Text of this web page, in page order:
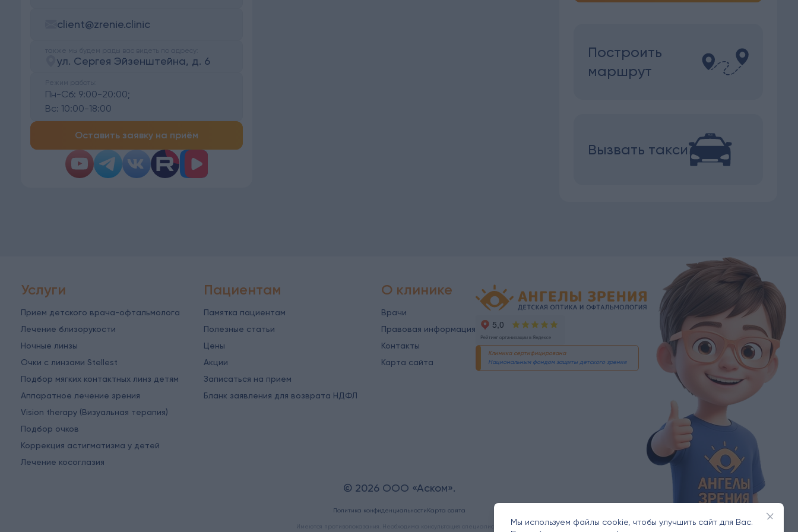
client@zrenie.clinic
также мы будем рады вас видеть по адресу:
ул. Сергея Эйзенштейна, д. 6
Режим работы:
Пн-Сб: 9:00-20:00;
Вс: 10:00-18:00
Оставить заявку на приём
Построить
маршрут
Вызвать такси
Услуги
Прием детского врача-офтальмолога
Лечение близорукости
Ночные линзы
Очки с линзами Stellest
Подбор мягких контактных линз детям
Аппаратное лечение зрения
Vision therapy (Визуальная терапия)
Подбор очков
Коррекция астигматизма у детей
Лечение косоглазия
Пациентам
Памятка пациентам
Полезные статьи
Цены
Акции
Записаться на прием
Бланк заявления для возврата НДФЛ
О клинике
Врачи
Правовая информация
Контакты
Карта сайта
Детская офтальмология Ангелы зрения!
Клиника сертифицирована
Национальным фондом защиты детского зрения
© 2026 ООО «Аском».
Политика конфиденциальностиКарта сайта
Имеются противопоказания. Необходима консультация специалиста.
Мы используем файлы cookie, чтобы улучшить сайт для Вас.